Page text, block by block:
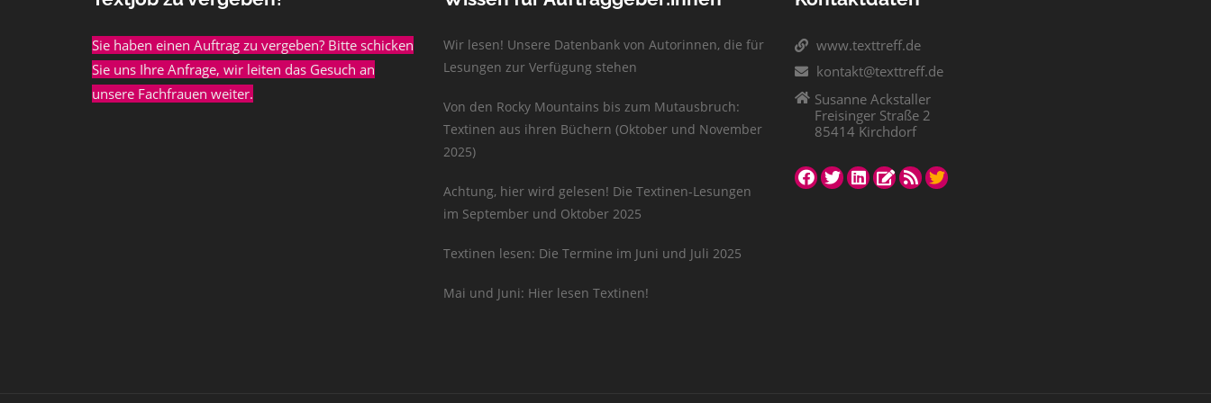
Sie haben einen Auftrag zu vergeben? Bitte schicken
Sie uns Ihre Anfrage, wir leiten das Gesuch an
unsere Fachfrauen weiter.
Wir lesen! Unsere Datenbank von Autorinnen, die für
Lesungen zur Verfügung stehen
Von den Rocky Mountains bis zum Mutausbruch:
Textinen aus ihren Büchern (Oktober und November
2025)
Achtung, hier wird gelesen! Die Textinen-Lesungen
im September und Oktober 2025
Textinen lesen: Die Termine im Juni und Juli 2025
Mai und Juni: Hier lesen Textinen!
www.texttreff.de
kontakt@texttreff.de
Susanne Ackstaller
Freisinger Straße 2
85414 Kirchdorf